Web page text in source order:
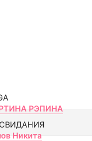
РЭПИНА
Никита